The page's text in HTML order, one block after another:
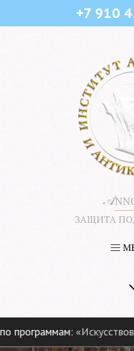
+7 910
𝒜
ЗАЩИТА